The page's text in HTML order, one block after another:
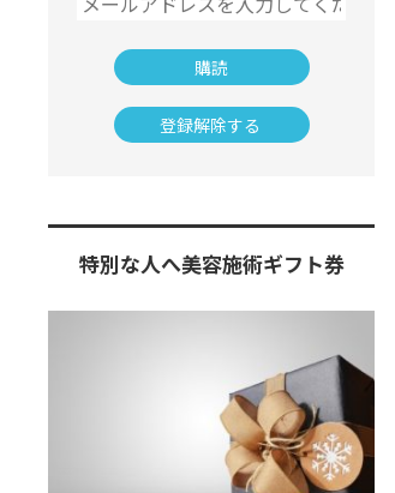
特別な人へ美容施術ギフト券